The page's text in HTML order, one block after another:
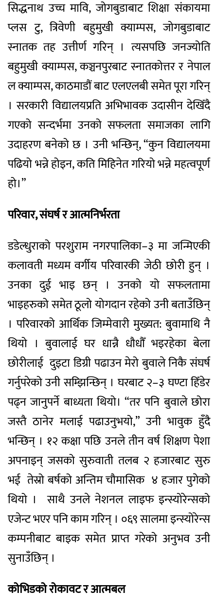
सिद्धनाथ उच्च मावि, जोगबुडाबाट शिक्षा संकायमा
प्लस टु, त्रिवेणी बहुमुखी क्याम्पस, जोगबुडाबाट
स्नातक तह उत्तीर्ण गरिन् । त्यसपछि जनज्योति
बहुमुखी क्याम्पस, कञ्चनपुरबाट स्नातकोत्तर र नेपाल
ल क्याम्पस, काठमाडौं बाट एलएलबी समेत पूरा गरिन्
। सरकारी विद्यालयप्रति अभिभावक उदासीन देखिँदै
गएको सन्दर्भमा उनको सफलता समाजका लागि
उदाहरण बनेको छ । उनी भन्छिन्, “कुन विद्यालयमा
पढियो भन्ने होइन, कति मिहिनेत गरियो भन्ने महत्वपूर्ण
हो।”
परिवार, संघर्ष र आत्मनिर्भरता
डडेल्धुराको परशुराम नगरपालिका–३ मा जन्मिएकी
कलावती मध्यम वर्गीय परिवारकी जेठी छोरी हुन् ।
उनका दुई भाइ छन् । उनको यो सफलतामा
भाइहरुको समेत ठूलो योगदान रहेको उनी बताउँछिन्
। परिवारको आर्थिक जिम्मेवारी मुख्यत: बुवामाथि नै
थियो । बुवालाई घर धान्नै धौधौँ भइरहेका बेला
छोरीलाई दुइटा डिग्री पढाउन मेरो बुवाले निकै संघर्ष
गर्नुपरेको उनी सम्झिन्छिन् । घरबाट २–३ घण्टा हिँडेर
पढ्न जानुपर्ने बाध्यता थियो। “तर पनि बुवाले छोरा
जस्तै ठानेर मलाई पढाउनुभयो,” उनी भावुक हुँदै
भन्छिन् । १२ कक्षा पछि उनले तीन वर्ष शिक्षण पेशा
अपनाइन् जसको सुरुवाती तलब २ हजारबाट सुरु
भई तेस्रो बर्षको अन्तिम चौमासिक ४ हजार पुगेको
थियो । साथै उनले नेशनल लाइफ इन्स्योरेन्सको
एजेन्ट भएर पनि काम गरिन् । ०६९ सालमा इन्स्योरेन्स
कम्पनीबाट बाइक समेत प्राप्त गरेको अनुभव उनी
सुनाउँछिन् ।
कोभिडको रोकावट र आत्मबल